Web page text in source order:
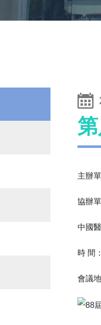
主辦
協辦
中國
時 間：
會議地